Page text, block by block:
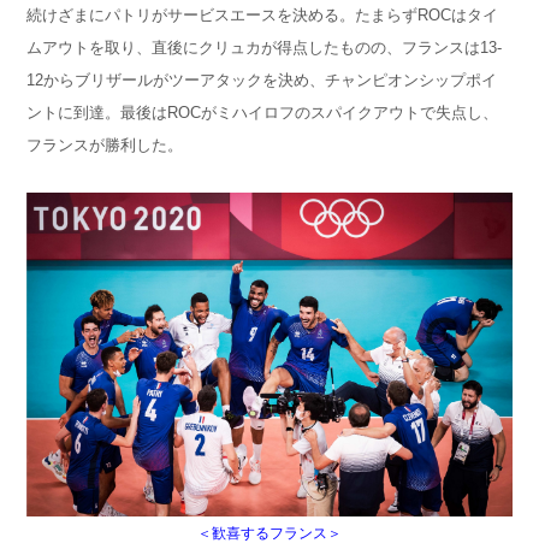
続けざまにパトリがサービスエースを決める。たまらずROCはタイ
ムアウトを取り、直後にクリュカが得点したものの、フランスは13-
12からブリザールがツーアタックを決め、チャンピオンシップポイ
ントに到達。最後はROCがミハイロフのスパイクアウトで失点し、
フランスが勝利した。
＜歓喜するフランス＞